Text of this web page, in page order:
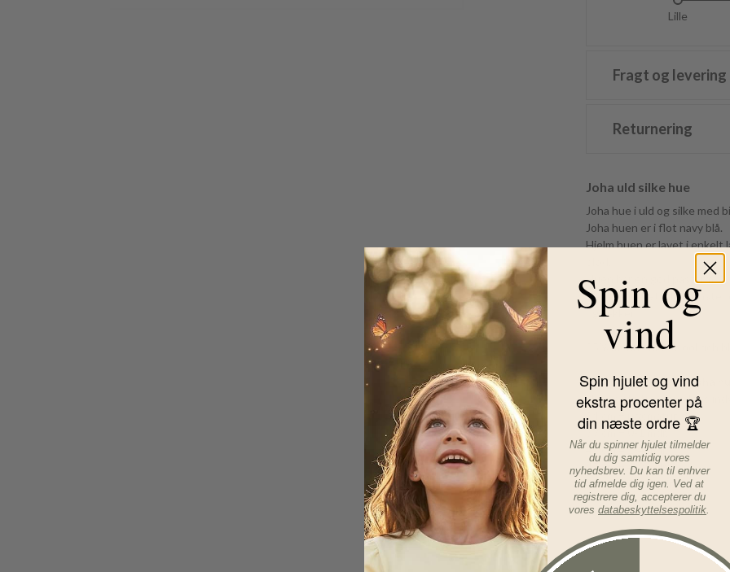
Lille
Fragt og levering
Returnering
Joha uld silke hue
Joha hue i uld og silke med
Joha huen er i flot navy blå.
Hjelm huen er lavet i enkelt
Huen har en god pasform.
Den har lodret rille
og lækker.
85% merino uld - wool rich
Størrelsesguide til Joha
Huens str. tilsvarer dens
34 cm = præmatur
37 cm = 0-1 mdr.
41 cm = 1-4 mdr.
45 cm = 4-9 mdr.
48 cm = 9-12 mdr.
Læs mere om varen...
Spin og
vind
Spin hjulet og vind
ekstra procenter på
din næste ordre 🏆
Når du spinner hjulet tilmelder
du dig samtidig vores
nyhedsbrev. Du kan til enhver
tid afmelde dig igen. Ved at
registrere dig, accepterer du
vores databeskyttelsespolitik